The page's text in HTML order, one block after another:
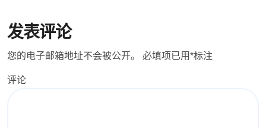
发表评论
您的电子邮箱地址不会被公开。 必填项已用*标注
评论